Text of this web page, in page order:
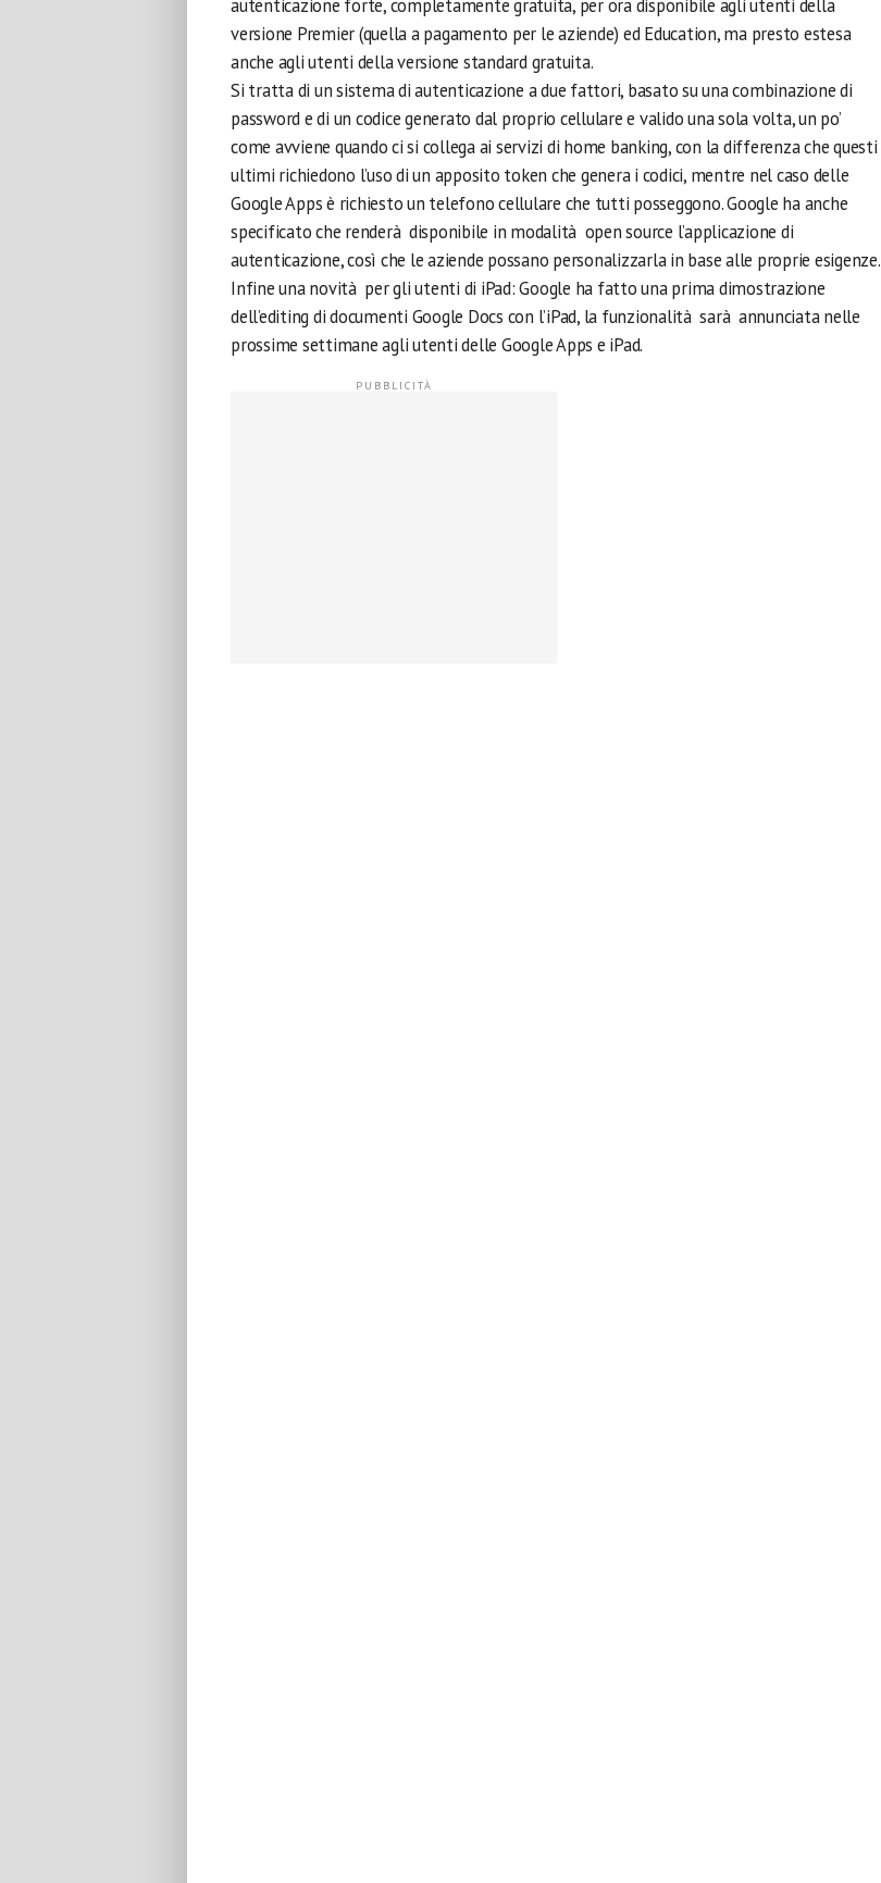
autenticazione forte, completamente gratuita, per ora disponibile agli utenti della
versione Premier (quella a pagamento per le aziende) ed Education, ma presto estesa
anche agli utenti della versione standard gratuita.
Si tratta di un sistema di autenticazione a due fattori, basato su una combinazione di
password e di un codice generato dal proprio cellulare e valido una sola volta, un po’
come avviene quando ci si collega ai servizi di home banking, con la differenza che questi
ultimi richiedono l’uso di un apposito token che genera i codici, mentre nel caso delle
Google Apps è richiesto un telefono cellulare che tutti posseggono. Google ha anche
specificato che renderà disponibile in modalità open source l’applicazione di
autenticazione, così che le aziende possano personalizzarla in base alle proprie esigenze.
Infine una novità per gli utenti di iPad: Google ha fatto una prima dimostrazione
dell’editing di documenti Google Docs con l’iPad, la funzionalità sarà annunciata nelle
prossime settimane agli utenti delle Google Apps e iPad.